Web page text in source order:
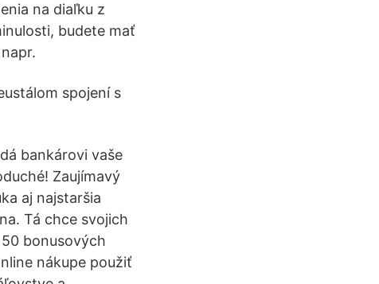
na diaľku z
budete mať
spojení s
bankárovi vaše
Zaujímavý
aj najstaršia
Tá chce svojich
bonusových
nákupe použiť